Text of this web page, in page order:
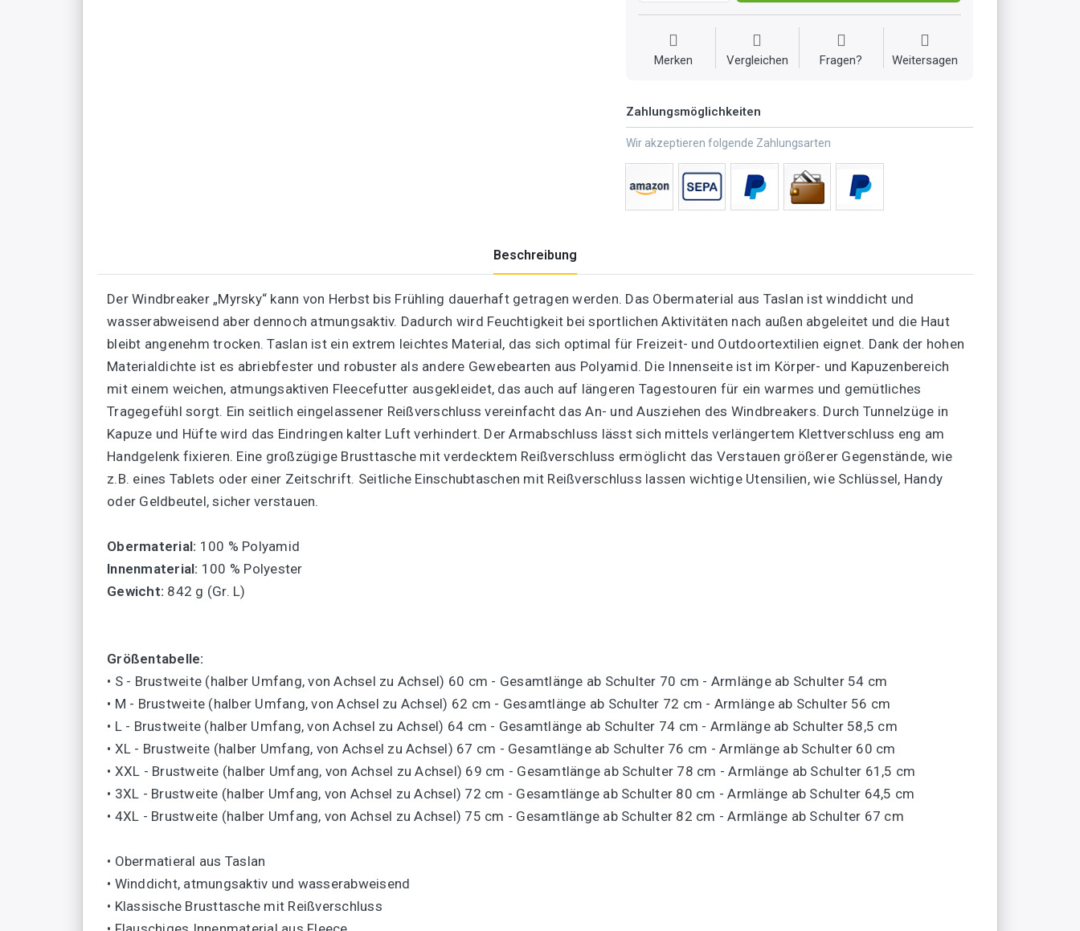
Merken Vergleichen Fragen? Weitersagen
Zahlungsmöglichkeiten
Wir akzeptieren folgende Zahlungsarten
Beschreibung
Der Windbreaker „Myrsky“ kann von Herbst bis Frühling dauerhaft getragen werden. Das Obermaterial aus Taslan ist winddicht und
wasserabweisend aber dennoch atmungsaktiv. Dadurch wird Feuchtigkeit bei sportlichen Aktivitäten nach außen abgeleitet und die Haut
bleibt angenehm trocken. Taslan ist ein extrem leichtes Material, das sich optimal für Freizeit- und Outdoortextilien eignet. Dank der hohen
Materialdichte ist es abriebfester und robuster als andere Gewebearten aus Polyamid. Die Innenseite ist im Körper- und Kapuzenbereich
mit einem weichen, atmungsaktiven Fleecefutter ausgekleidet, das auch auf längeren Tagestouren für ein warmes und gemütliches
Tragegefühl sorgt. Ein seitlich eingelassener Reißverschluss vereinfacht das An- und Ausziehen des Windbreakers. Durch Tunnelzüge in
Kapuze und Hüfte wird das Eindringen kalter Luft verhindert. Der Armabschluss lässt sich mittels verlängertem Klettverschluss eng am
Handgelenk fixieren. Eine großzügige Brusttasche mit verdecktem Reißverschluss ermöglicht das Verstauen größerer Gegenstände, wie
z.B. eines Tablets oder einer Zeitschrift. Seitliche Einschubtaschen mit Reißverschluss lassen wichtige Utensilien, wie Schlüssel, Handy
oder Geldbeutel, sicher verstauen.
Obermaterial: 100 % Polyamid
Innenmaterial: 100 % Polyester
Gewicht: 842 g (Gr. L)
Größentabelle:
• S - Brustweite (halber Umfang, von Achsel zu Achsel) 60 cm - Gesamtlänge ab Schulter 70 cm - Armlänge ab Schulter 54 cm
• M - Brustweite (halber Umfang, von Achsel zu Achsel) 62 cm - Gesamtlänge ab Schulter 72 cm - Armlänge ab Schulter 56 cm
• L - Brustweite (halber Umfang, von Achsel zu Achsel) 64 cm - Gesamtlänge ab Schulter 74 cm - Armlänge ab Schulter 58,5 cm
• XL - Brustweite (halber Umfang, von Achsel zu Achsel) 67 cm - Gesamtlänge ab Schulter 76 cm - Armlänge ab Schulter 60 cm
• XXL - Brustweite (halber Umfang, von Achsel zu Achsel) 69 cm - Gesamtlänge ab Schulter 78 cm - Armlänge ab Schulter 61,5 cm
• 3XL - Brustweite (halber Umfang, von Achsel zu Achsel) 72 cm - Gesamtlänge ab Schulter 80 cm - Armlänge ab Schulter 64,5 cm
• 4XL - Brustweite (halber Umfang, von Achsel zu Achsel) 75 cm - Gesamtlänge ab Schulter 82 cm - Armlänge ab Schulter 67 cm
• Obermatieral aus Taslan
• Winddicht, atmungsaktiv und wasserabweisend
• Klassische Brusttasche mit Reißverschluss